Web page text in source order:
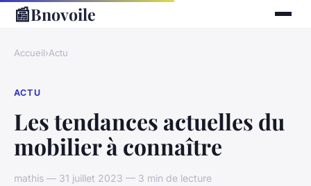
📰Bnovoile
Accueil›Actu
ACTU
Les tendances actuelles du
mobilier à connaître
mathis — 31 juillet 2023 — 3 min de lecture